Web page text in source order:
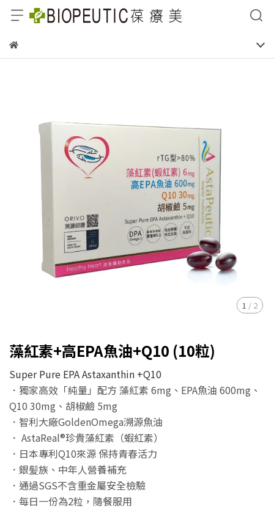
1 / 2
藻紅素+高EPA魚油+Q10 (10粒)
Super Pure EPA Astaxanthin +Q10
． 獨家高效「純量」配方 藻紅素 6mg、EPA魚油 600mg、
Q10 30mg、胡椒鹼 5mg
． 智利大廠GoldenOmega溯源魚油
． AstaReal®珍貴藻紅素（蝦紅素）
．日本專利Q10來源 保持青春活力
．銀髪族、中年人營養補充
．通過SGS不含重金屬安全檢驗
．每日一份為2粒，隨餐服用